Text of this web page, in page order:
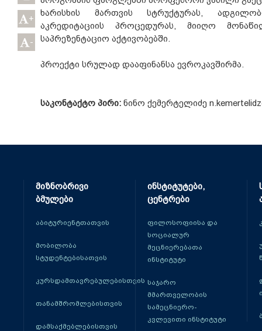
+
-
ხარისხის მართვის სტრუქტურას,
აკრედიტაციის პროცედურას, მიიღო
საპრეზენტაციო აქტივობებში.
პროექტი სრულად დააფინანსა ევროკავშირმა.
საკონტაქტო პირი:ნინო ქემერტელიძე
მიზნობრივი
ბმულები
აბიტურიენტთათვის
მობილობა
სტუდენტებისათვის
კურსდამთავრებულებისთვის
თანამშრომლებისთვის
დამსაქმებლებისთვის
ინსტიტუტები,
ცენტრები
ფილოსოფიისა და
სოციალურ
მეცნიერებათა
ინსტიტუტი
საჯარო
მმართველობის
სამეცნიერო-
კვლევითი ინსტიტუტი